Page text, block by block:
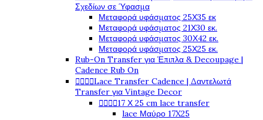
Σχεδίων σε Ύφασμα
Μεταφορά υφάσματος 25Χ35 εκ
Μεταφορά υφάσματος 21Χ30 εκ.
Μεταφορά υφάσματος 30Χ42 εκ.
Μεταφορά υφάσματος 25Χ25 εκ.
Rub-On Transfer για Έπιπλα & Decoupage |
Cadence Rub On
Lace Transfer Cadence | Δαντελωτά
Transfer για Vintage Decor
17 Χ 25 cm lace transfer
lace Μαύρο 17X25